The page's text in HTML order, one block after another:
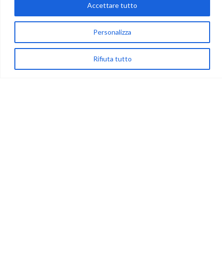
Personalizza
Rifiuta tutto
Accettare tutto
via Acqua delle Noci 12
(+39) 081-7777233
info@ideepercreare.it